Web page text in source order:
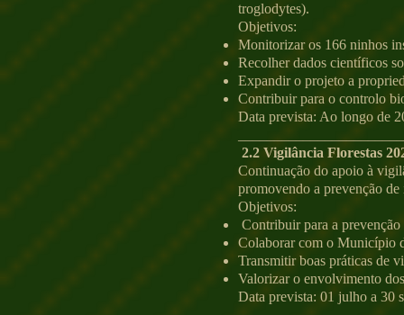
troglodytes).
Objetivos:
Monitorizar os 166 ninhos
Recolher dados científicos
Expandir o projeto a
Contribuir para o controlo
Data prevista: Ao longo de
2.2 Vigilância Florestas
Continuação do apoio à
promovendo a prevenção de
Objetivos:
Contribuir para a
Colaborar com o Município
Transmitir boas práticas de
Valorizar o envolvimento
Data prevista: 01 julho a 30